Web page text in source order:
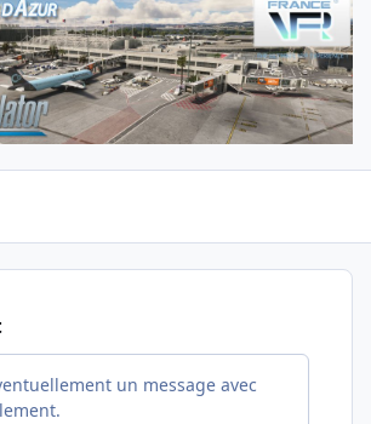
un message avec